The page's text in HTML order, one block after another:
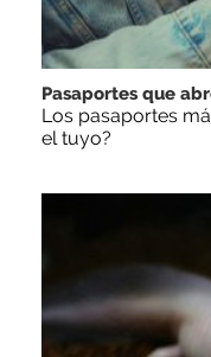
Pasaportes que
Los pasaportes
el tuyo?